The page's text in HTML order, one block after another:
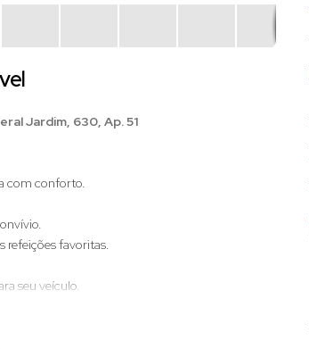
Jardim, 630, Ap. 51
com conforto.
refeições favoritas.
seu veículo.
e consultas.